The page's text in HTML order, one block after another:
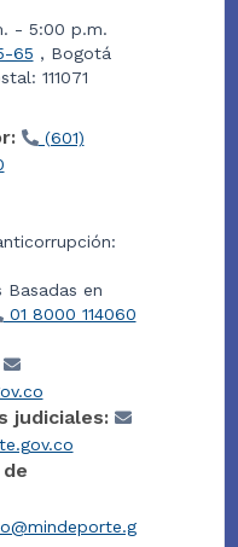
- 5:00 p.m.
65 , Bogotá
111071
(601)
Basadas en
01 8000 114060
judiciales: